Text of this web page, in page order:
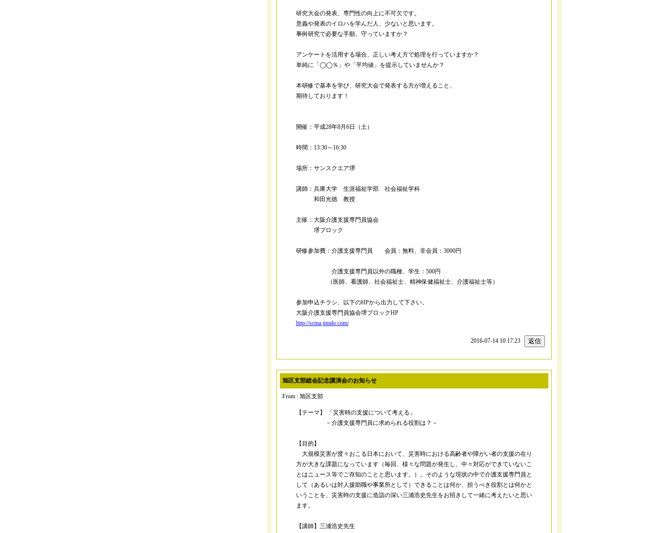
研究大会の発表、専門性の向上に不可欠です。
意義や発表のイロハを学んだ人、少ないと思います。
事例研究で必要な手順、守っていますか？
アンケートを活用する場合、正しい考え方で処理を行っていますか？
単純に「◯◯％」や「平均値」を提示していませんか？
本研修で基本を学び、研究大会で発表する方が増えること、
期待しております！
開催：平成28年8月6日（土）
時間：13:30～16:30
場所：サンスクエア堺
講師：兵庫大学 生涯福祉学部 社会福祉学科
和田光徳 教授
主催：大阪介護支援専門員協会
堺ブロック
研修参加費：介護支援専門員 会員：無料、非会員：3000円
介護支援専門員以外の職種、学生：500円
（医師、看護師、社会福祉士、精神保健福祉士、介護福祉士等）
参加申込チラシ、以下のHPから出力して下さい。
大阪介護支援専門員協会堺ブロックHP
http://scma.jimdo.com/
2016-07-14 10:17:23
旭区支部総会記念講演会のお知らせ
From : 旭区支部
【テーマ】 「災害時の支援について考える」
－介護支援専門員に求められる役割は？－
【目的】
大規模災害が度々おこる日本において、災害時における高齢者や障がい者の支援の在り
方が大きな課題になっています（毎回、様々な問題が発生し、中々対応ができていないこ
とはニュース等でご存知のことと思います。）。そのような現状の中で介護支援専門員と
して（あるいは対人援助職や事業所として）できることは何か、担うべき役割とは何かと
いうことを、災害時の支援に造詣の深い三浦浩史先生をお招きして一緒に考えたいと思い
ます。
【講師】三浦浩史先生